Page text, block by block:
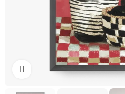
Clique para ampliar